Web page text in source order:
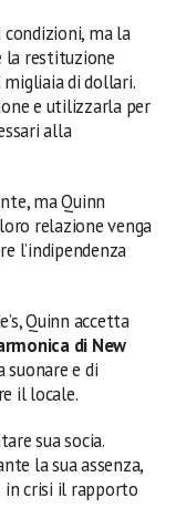
condizioni, ma la
la restituzione
di dollari.
e utilizzarla per
alla
ma Quinn
relazione venga
l’indipendenza
Quinn accetta
di New
e di
il locale.
sua socia.
la sua assenza,
crisi il rapporto